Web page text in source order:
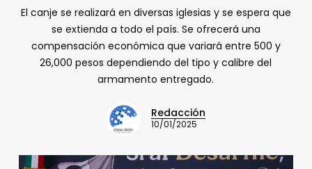
El canje se realizará en diversas iglesias y se espera que
se extienda a todo el país. Se ofrecerá una
compensación económica que variará entre 500 y
26,000 pesos dependiendo del tipo y calibre del
armamento entregado.
Redacción
10/01/2025